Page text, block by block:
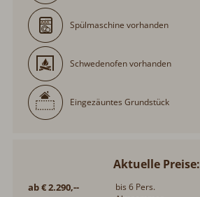
Spülmaschine vorhanden
Schwedenofen vorhanden
Eingezäuntes Grundstück
Aktuelle Preise:
ab € 2.290,--
bis 6 Pers.